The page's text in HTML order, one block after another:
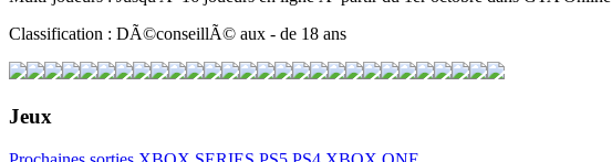
Classification : DÃ©conseillÃ© aux - de 18 ans
Jeux